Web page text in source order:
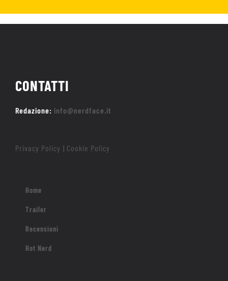
CONTATTI
Redazione: info@nerdface.it
Privacy Policy Cookie Policy
Home
Trailer
Recensioni
Hot Nerd